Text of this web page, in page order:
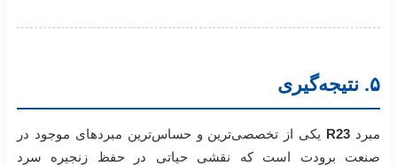
۵. نتیجه‌گیری
مبرد R23
یکی از تخصصی‌ترین و حساس‌ترین مبردهای موجود در
صنعت برودت است که نقشی حیاتی در حفظ زنجیره سرد